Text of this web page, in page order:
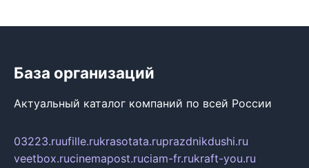
База организаций
Актуальный каталог компаний по всей России
03223.ruufille.rukrasotata.ruprazdnikdushi.ru
veetbox.rucinemapost.ruciam-fr.rukraft-you.ru